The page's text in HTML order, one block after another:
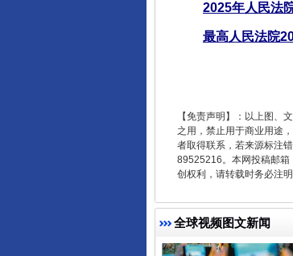
2025年人民法
最高人民法院
【免责声明】：以上图、
之用，禁止用于商业用途
者取得联系，若来源标注
89525216。本网投稿邮箱
创权利，请转载时务必注
全球视频图文新闻
千年窑火